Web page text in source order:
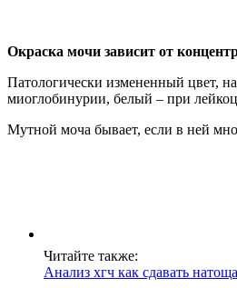
Окраска мочи зависит от
Патологически измененный цвет,
миоглобинурии, белый – при
Мутной моча бывает, если в ней
Читайте также:
Анализ хгч как сдавать